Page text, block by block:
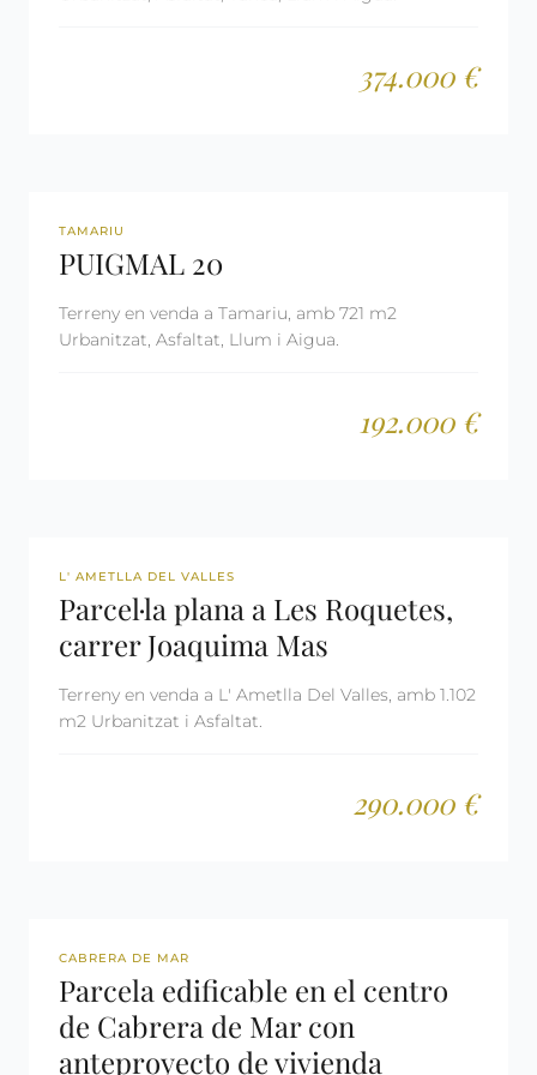
374.000 €
REF: 1046
TAMARIU
PUIGMAL 20
Terreny en venda a Tamariu, amb 721 m2
Urbanitzat, Asfaltat, Llum i Aigua.
192.000 €
REF: 2449
L' AMETLLA DEL VALLES
Parcel·la plana a Les Roquetes,
carrer Joaquima Mas
Terreny en venda a L' Ametlla Del Valles, amb 1.102
m2 Urbanitzat i Asfaltat.
290.000 €
REF: 2681
CABRERA DE MAR
Parcela edificable en el centro
de Cabrera de Mar con
anteproyecto de vivienda